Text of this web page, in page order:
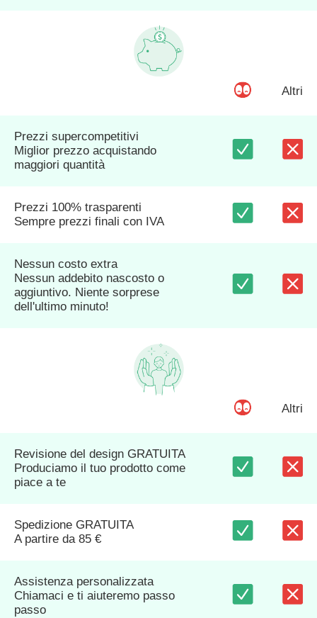
Altri
Prezzi supercompetitivi
Miglior prezzo acquistando
maggiori quantità
Prezzi 100% trasparenti
Sempre prezzi finali con IVA
Nessun costo extra
Nessun addebito nascosto o
aggiuntivo. Niente sorprese
dell'ultimo minuto!
Altri
Revisione del design GRATUITA
Produciamo il tuo prodotto come
piace a te
Spedizione GRATUITA
A partire da 85 €
Assistenza personalizzata
Chiamaci e ti aiuteremo passo
passo